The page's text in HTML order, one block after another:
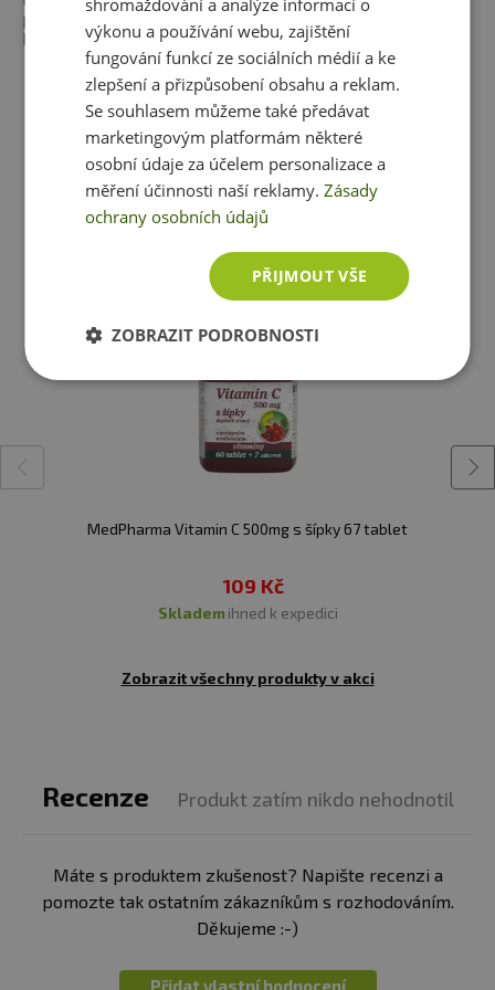
Vitamin C přispívá k normální tvorbě kolagenu pro
normální funkci kostí.
Vitamin C přispívá k normální tvorbě kolagenu pro
normální funkci chrupavek.
Vitamin C přispívá k normální tvorbě kolagenu
pro normální funkci dásní.
Vitamin C přispívá k normální tvorbě kolagenu
pro normální funkci dásní.
Vitamin C přispívá k normální tvorbě kolagenu
Vitamin C přispívá k normálnímu energetickému
metabolismu.
soustavy.
Vitamin C přispívá k normální psychické činnosti.
Dávka:1 kapsle
Počet dávek v balení:60
Minimální trvanlivost:viz obal
plnidlo stearan hořečnatý, protispékavá látka oxid
křemičitý.
Ještě jste si nevybrali?
Doporučujeme vám podobné produkty
MedPharma Vitamin C 500mg s šípky 67 tablet
109 Kč
skladem ihned k expedici
Zobrazit všechny produkty v akci
Recenze Produkt zatím nikdo nehodnotil
Máte s produktem zkušenost? Napište recenzi a
pomozte tak ostatním zákazníkům s rozhodováním.
Děkujeme :-)
Přidat vlastní hodnocení
shromažďování a analýze informací o
výkonu a používání webu, zajištění
fungování funkcí ze sociálních médií a ke
zlepšení a přizpůsobení obsahu a reklam.
Se souhlasem můžeme také předávat
marketingovým platformám některé
osobní údaje za účelem personalizace a
měření účinnosti naší reklamy.Zásady
ochrany osobních údajů
PŘIJMOUT VŠE
ZOBRAZIT PODROBNOSTI